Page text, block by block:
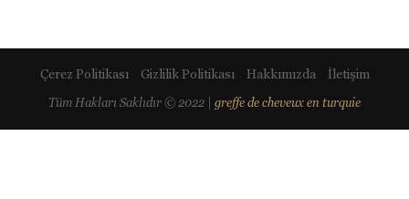
Çerez Politikası Gizlilik Politikası Hakkımızda İletişim
Tüm Hakları Saklıdır © 2022 | greffe de cheveux en turquie